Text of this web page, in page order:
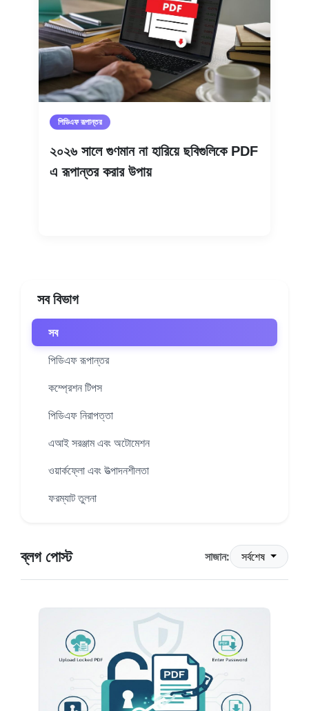
পিডিএফ রূপান্তর
২০২৬ সালে গুণমান না হারিয়ে ছবিগুলিকে PDF
এ রূপান্তর করার উপায়
সব বিভাগ
সব
পিডিএফ রূপান্তর
কম্প্রেশন টিপস
পিডিএফ নিরাপত্তা
এআই সরঞ্জাম এবং অটোমেশন
ওয়ার্কফ্লো এবং উত্পাদনশীলতা
ফরম্যাট তুলনা
ব্লগ পোস্ট সাজান: সর্বশেষ